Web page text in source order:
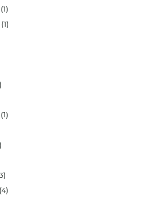
(1)
(1)
(1)
(4)